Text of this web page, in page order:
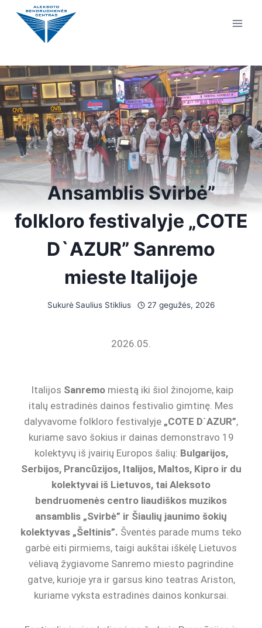
Ansamblis Svirbė”
folkloro festivalyje „COTE
D`AZUR” Sanremo
mieste Italijoje
Sukurė Saulius Stiklius 27 gegužės, 2026
2026.05.
Italijos Sanremo miestą iki šiol žinojome, kaip
italų estradinės dainos festivalio gimtinę. Mes
dalyvavome folkloro festivalyje „COTE D`AZUR”,
kuriame savo šokius ir dainas demonstravo 19
kolektyvų iš įvairių Europos šalių: Bulgarijos,
Serbijos, Prancūzijos, Italijos, Maltos, Kipro ir du
kolektyvai iš Lietuvos, tai Aleksoto
bendruomenės centro liaudiškos muzikos
ansamblis „Svirbė” ir Šiaulių jaunimo šokių
kolektyvas „Šeltinis”. Šventės parade mums teko
garbė eiti pirmiems, taigi aukštai iškėlę Lietuvos
vėliavą žygiavome Sanremo miesto pagrindine
gatve, kurioje yra ir garsus kino teatras Ariston,
kuriame vyksta estradinės dainos konkursai.